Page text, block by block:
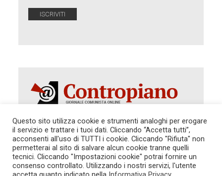
Autorizzazione del Tribunale di Roma 286 del 31
dicembre 2014. Direttore Responsabile: Sergio
Cararo. Indirizzo: V.Casalbruciato 27- sc. B - 00159
Roma -
Tel. 06.640.122.19 -redazione@contropiano.org
Questo sito utilizza cookie e strumenti analoghi per erogare
il servizio e trattare i tuoi dati. Cliccando “Accetta tutti”,
acconsenti all'uso di TUTTI i cookie. Cliccando "Rifiuta" non
permetterai al sito di salvare alcun cookie tranne quelli
tecnici. Cliccando "Impostazioni cookie" potrai fornire un
consenso controllato. Utilizzando i nostri servizi, l'utente